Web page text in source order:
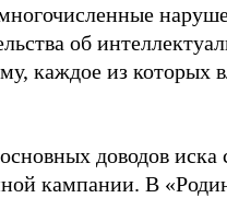
об
каждое из которых
доводов иска
кампании. В